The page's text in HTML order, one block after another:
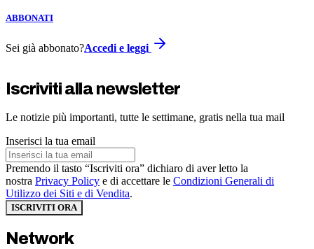
ABBONATI
Sei già abbonato?Accedi e leggi
Iscriviti alla newsletter
Le notizie più importanti, tutte le settimane, gratis nella tua mail
Inserisci la tua email
Premendo il tasto “Iscriviti ora” dichiaro di aver letto la
nostra Privacy Policy e di accettare le Condizioni Generali di
Utilizzo dei Siti e di Vendita.
ISCRIVITI ORA
Network